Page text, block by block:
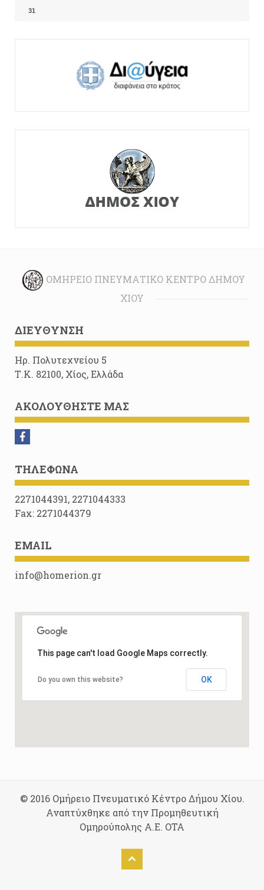
31
ΟΜΉΡΕΙΟ ΠΝΕΥΜΑΤΙΚΌ ΚΈΝΤΡΟ ΔΉΜΟΥ
ΧΊΟΥ
ΔΙΕΎΘΥΝΣΗ
Ηρ. Πολυτεχνείου 5
Τ.Κ. 82100, Χίος, Ελλάδα
ΑΚΟΛΟΥΘΉΣΤΕ ΜΑΣ
ΤΗΛΈΦΩΝΑ
2271044391, 2271044333
Fax: 2271044379
EMAIL
info@homerion.gr
This page can't load Google Maps correctly.
Do you own this website? OK
© 2016 Ομήρειο Πνευματικό Κέντρο Δήμου Χίου.
Αναπτύχθηκε από την Προμηθευτική
Ομηρούπολης Α.Ε. ΟΤΑ